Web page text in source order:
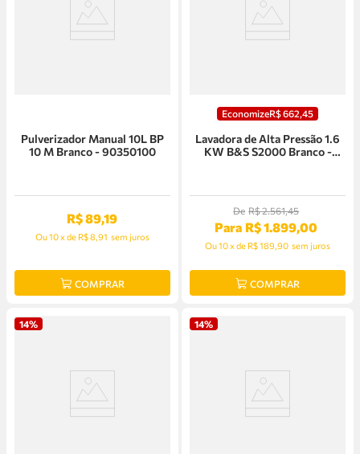
Pulverizador Manual 10L BP
10 M Branco - 90350100
R$89,19
Ou10xde R$ 8,91 sem juros
COMPRAR
EconomizeR$662 ,45
Lavadora de Alta Pressão 1.6
KW B&S S2000 Branco -
De R$2.561,45
Para R$1.899,00
Ou10xde R$ 189,90 sem juros
COMPRAR
14% 14%